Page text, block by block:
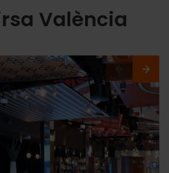
València